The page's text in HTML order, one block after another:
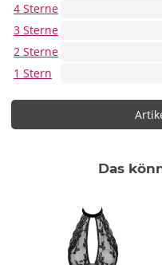
4 Sterne
3 Sterne
2 Sterne
1 Stern
Das